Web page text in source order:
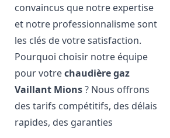
convaincus que notre expertise
et notre professionnalisme sont
les clés de votre satisfaction.
Pourquoi choisir notre équipe
pour votrechaudière gaz
Vaillant Mions? Nous offrons
des tarifs compétitifs, des délais
rapides, des garanties